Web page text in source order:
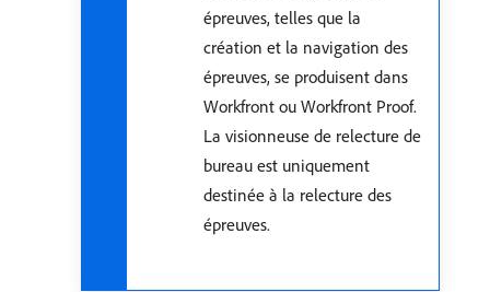
épreuves, telles que la
création et la navigation des
épreuves, se produisent dans
Workfront ou Workfront Proof.
La visionneuse de relecture de
bureau est uniquement
destinée à la relecture des
épreuves.